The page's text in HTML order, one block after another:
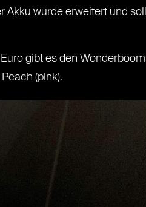
wurde erweitert und soll
gibt es den Wonderboom
(pink).